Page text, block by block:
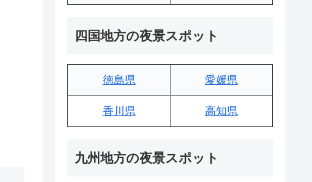
四国地方の夜景スポット
徳島県 愛媛県
香川県 高知県
九州地方の夜景スポット